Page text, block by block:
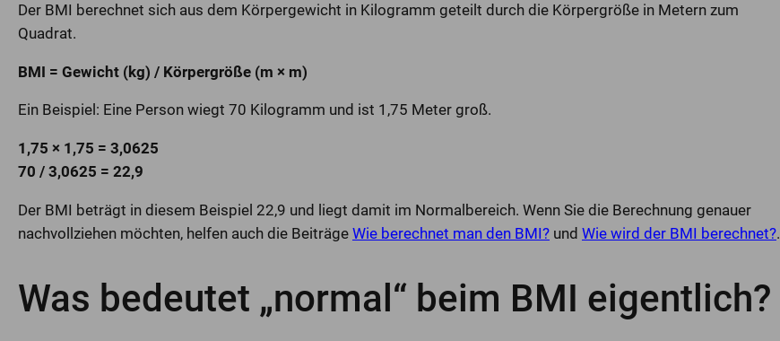
Der BMI berechnet sich aus dem Körpergewicht in Kilogramm geteilt durch die Körpergröße in Metern zum
Quadrat.
BMI = Gewicht (kg) / Körpergröße (m × m)
Ein Beispiel: Eine Person wiegt 70 Kilogramm und ist 1,75 Meter groß.
1,75 × 1,75 = 3,0625
70 / 3,0625 = 22,9
Der BMI beträgt in diesem Beispiel 22,9 und liegt damit im Normalbereich. Wenn Sie die Berechnung genauer
nachvollziehen möchten, helfen auch die Beiträge Wie berechnet man den BMI? und Wie wird der BMI berechnet?.
Was bedeutet „normal“ beim BMI eigentlich?